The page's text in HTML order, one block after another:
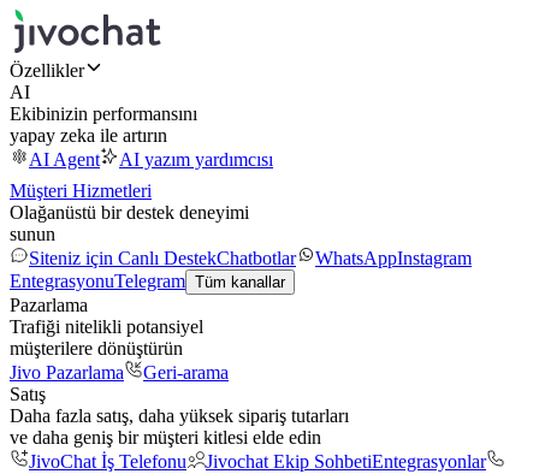
Özellikler
AI
Ekibinizin performansını
yapay zeka ile artırın
AI Agent
AI yazım yardımcısı
Müşteri Hizmetleri
Olağanüstü bir destek deneyimi
sunun
Siteniz için Canlı DestekChatbotlar WhatsAppInstagram
EntegrasyonuTelegram Tüm kanallar
Pazarlama
Trafiği nitelikli potansiyel
müşterilere dönüştürün
Jivo Pazarlama
Geri-arama
Satış
Daha fazla satış, daha yüksek sipariş tutarları
ve daha geniş bir müşteri kitlesi elde edin
JivoChat İş Telefonu
Jivochat Ekip SohbetiEntegrasyonlar